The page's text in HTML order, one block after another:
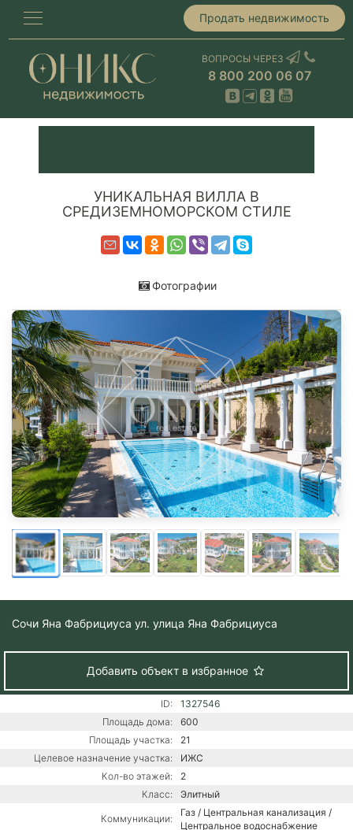
Продать недвижимость
ВОПРОСЫ ЧЕРЕЗ
8 800 200 06 07
УНИКАЛЬНАЯ ВИЛЛА В
СРЕДИЗЕМНОМОРСКОМ СТИЛЕ
Фотографии
Сочи Яна Фабрициуса ул. улица Яна Фабрициуса
Добавить объект в избранное
ID:
1327546
Площадь дома:
600
Площадь участка:
21
Целевое назначение участка:
ИЖС
Кол-во этажей:
2
Класс:
Элитный
Коммуникации:
Газ / Центральная канализация /
Центральное водоснабжение